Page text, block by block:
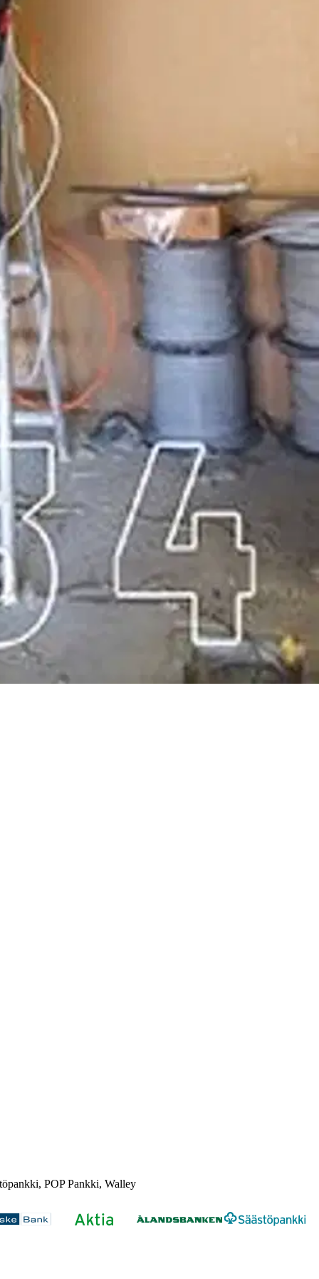
Tässä sarjan toisessa osassa käsitellään rakennusten
valaisin- ja lämmityslaiteasennuksia sekä tilapäiseen
käsittelevä standardisarja SFS 6000.
POP Pankki, Walley